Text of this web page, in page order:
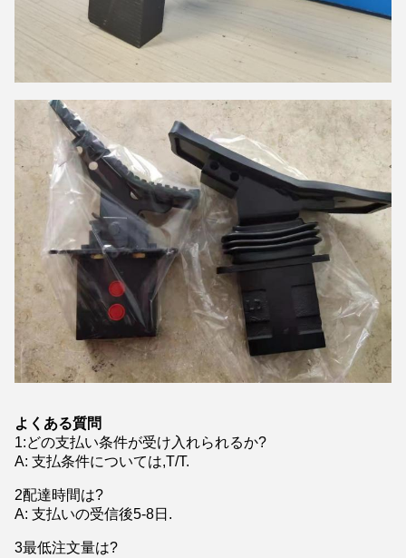
よくある質問
1:どの支払い条件が受け入れられるか?
A: 支払条件については,T/T.
2配達時間は?
A: 支払いの受信後5-8日.
3最低注文量は?